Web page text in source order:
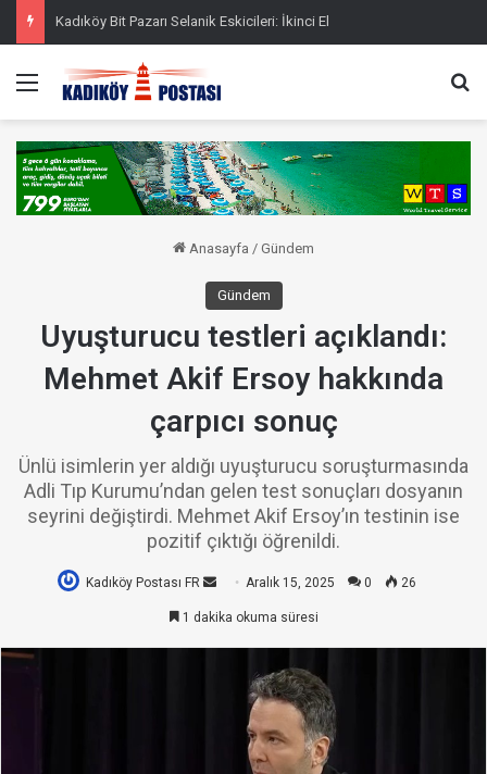
Kadıköy Bit Pazarı Selanik Eskicileri: İkinci El
Menü
Anasayfa / Gündem
Gündem
Uyuşturucu testleri açıklandı:
Mehmet Akif Ersoy hakkında
çarpıcı sonuç
Ünlü isimlerin yer aldığı uyuşturucu soruşturmasında
Adli Tıp Kurumu’ndan gelen test sonuçları dosyanın
seyrini değiştirdi. Mehmet Akif Ersoy’ın testinin ise
pozitif çıktığı öğrenildi.
Kadıköy Postası FR
e-
Aralık 15, 2025 0 26
1 dakika okuma süresi